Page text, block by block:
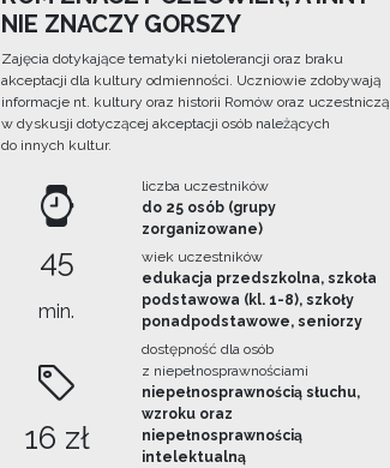
NIE ZNACZY GORSZY
Zajęcia dotykające tematyki nietolerancji oraz braku
akceptacji dla kultury odmienności. Uczniowie zdobywają
informacje nt. kultury oraz historii Romów oraz uczestniczą
w dyskusji dotyczącej akceptacji osób należących
do innych kultur.
45
min.
16 zł
liczba uczestników
do 25 osób (grupy
zorganizowane)
wiek uczestników
edukacja przedszkolna, szkoła
podstawowa (kl. 1-8), szkoły
ponadpodstawowe, seniorzy
dostępność dla osób
z niepełnosprawnościami
niepełnosprawnością słuchu,
wzroku oraz
niepełnosprawnością
intelektualną